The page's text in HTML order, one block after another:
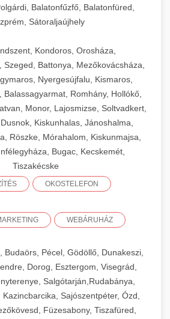
Balatonfűzfő, Balatonfüred,
Sátoraljaújhely
Kondoros, Orosháza,
Szeged, Battonya, Mezőkovácsháza,
Nyergesújfalu, Kismaros,
Balassagyarmat, Romhány, Hollókő,
Monor, Lajosmizse, Soltvadkert,
Kiskunhalas, Jánoshalma,
Röszke, Mórahalom, Kiskunmajsa,
Bugac, Kecskemét,
Tiszakécske
OKOSTELEFON
WEBÁRUHÁZ
Budaörs, Pécel, Gödöllő, Dunakeszi,
Dorog, Esztergom, Visegrád,
Salgótarján,Rudabánya,
Sajószentpéter, Ózd,
Füzesabony, Tiszafüred,